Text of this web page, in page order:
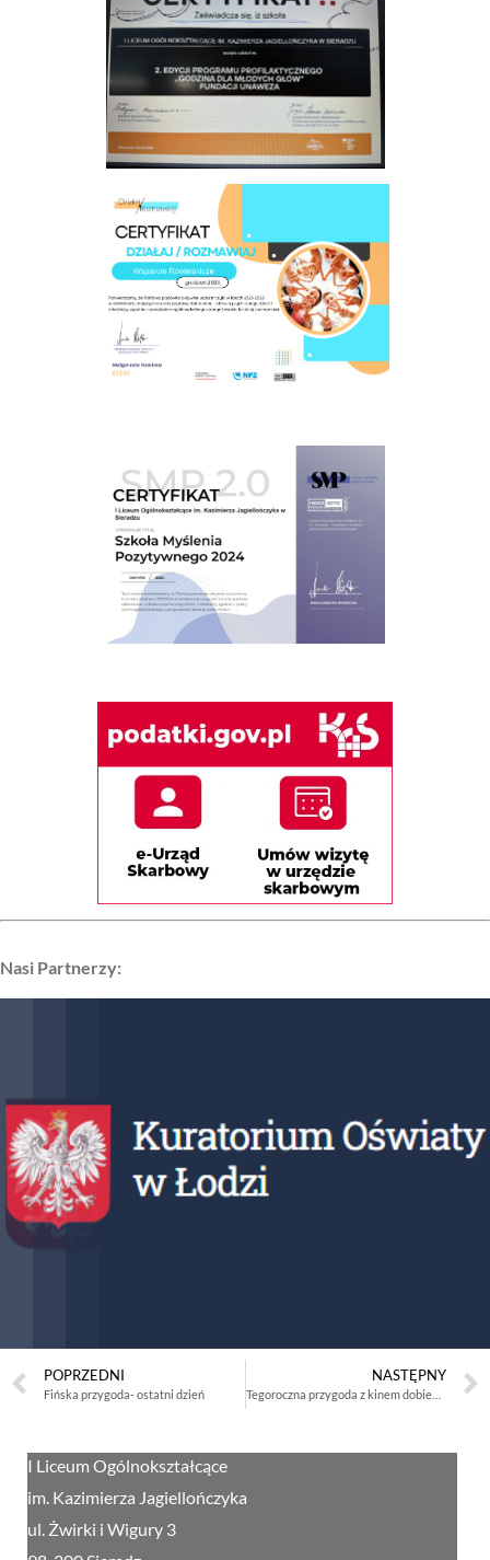
Nasi Partnerzy:
POPRZEDNI
Fińska przygoda- ostatni dzień
NASTĘPNY
Tegoroczna przygoda z kinem dobiegła końca
I Liceum Ogólnokształcące
im. Kazimierza Jagiellończyka
ul. Żwirki i Wigury 3